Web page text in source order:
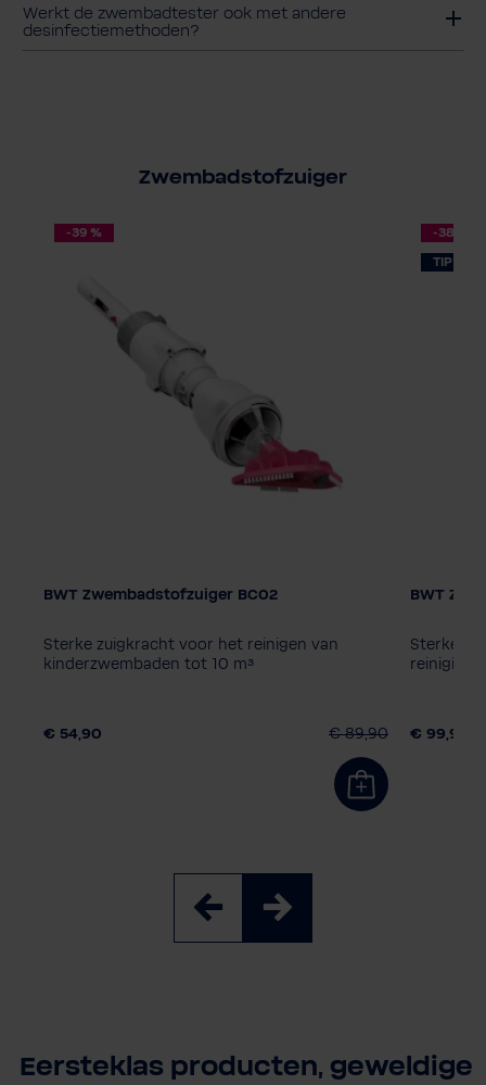
Werkt de zwembadtester ook met andere
desinfectiemethoden?
Zwembadstofzuiger
-39 %
Model zwembadstofzuiger
FSA400
Zonder extra product
BWT Zwembadstofzuiger BC02
Sterke zuigkracht voor het reinigen van
kinderzwembaden tot 10 m³
€ 54,90 € 89,90
-38 %
TIP!
Model
FSA400
Zonder
BWT
Sterke
reiniging
€ 99,90
Eersteklas producten, geweldige